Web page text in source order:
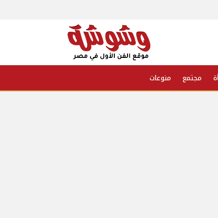
مجتمع منوعات